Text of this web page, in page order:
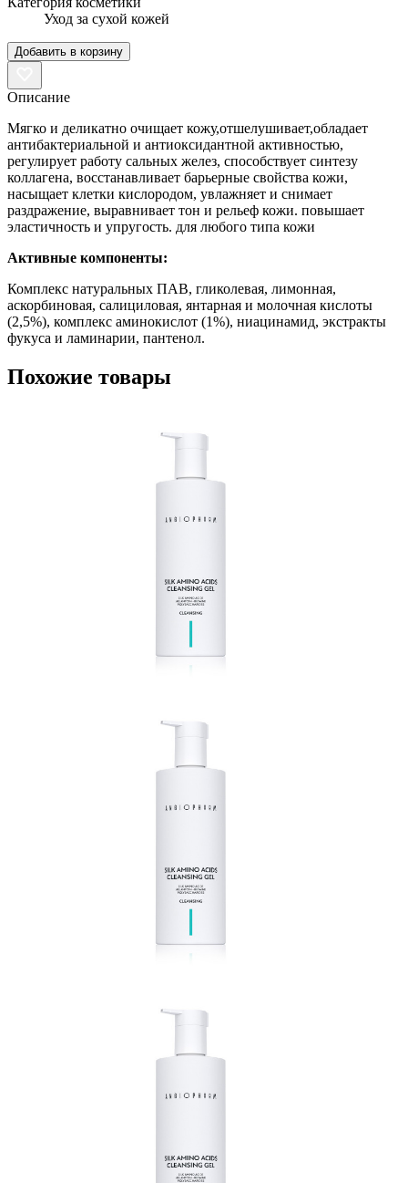
Уход за сухой кожей
Добавить в корзину
Описание
Мягко и деликатно очищает кожу,отшелушивает,обладает
антибактериальной и антиоксидантной активностью,
регулирует работу сальных желез, способствует синтезу
коллагена, восстанавливает барьерные свойства кожи,
насыщает клетки кислородом, увлажняет и снимает
раздражение, выравнивает тон и рельеф кожи. повышает
эластичность и упругость. для любого типа кожи
Активные компоненты:
Комплекс натуральных ПАВ, гликолевая, лимонная,
аскорбиновая, салициловая, янтарная и молочная кислоты
(2,5%), комплекс аминокислот (1%), ниацинамид, экстракты
фукуса и ламинарии, пантенол.
Похожие товары